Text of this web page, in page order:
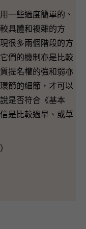
一些過度簡單的、
具體和複雜的方
很多兩個階段的方
們的機制亦是比較
提名權的強和弱亦
節的細節，才可以
是否符合《基本
是比較過早、或草